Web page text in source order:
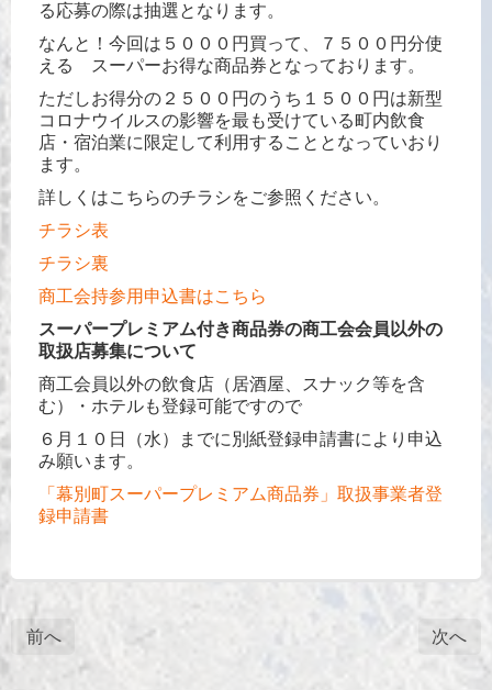
る応募の際は抽選となります。
なんと！今回は５０００円買って、７５００円分使
える スーパーお得な商品券となっております。
ただしお得分の２５００円のうち１５００円は新型
コロナウイルスの影響を最も受けている町内飲食
店・宿泊業に限定して利用することとなっていおり
ます。
詳しくはこちらのチラシをご参照ください。
チラシ表
チラシ裏
商工会持参用申込書はこちら
スーパープレミアム付き商品券の商工会会員以外の
取扱店募集について
商工会員以外の飲食店（居酒屋、スナック等を含
む）・ホテルも登録可能ですので
６月１０日（水）までに別紙登録申請書により申込
み願います。
「幕別町スーパープレミアム商品券」取扱事業者登
録申請書
前へ 次へ